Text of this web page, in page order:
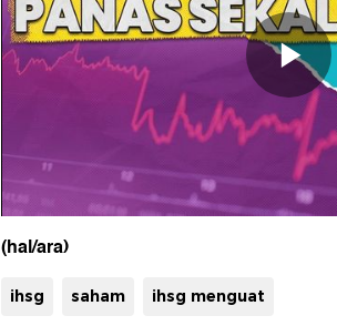
(hal/ara)
ihsg saham ihsg menguat